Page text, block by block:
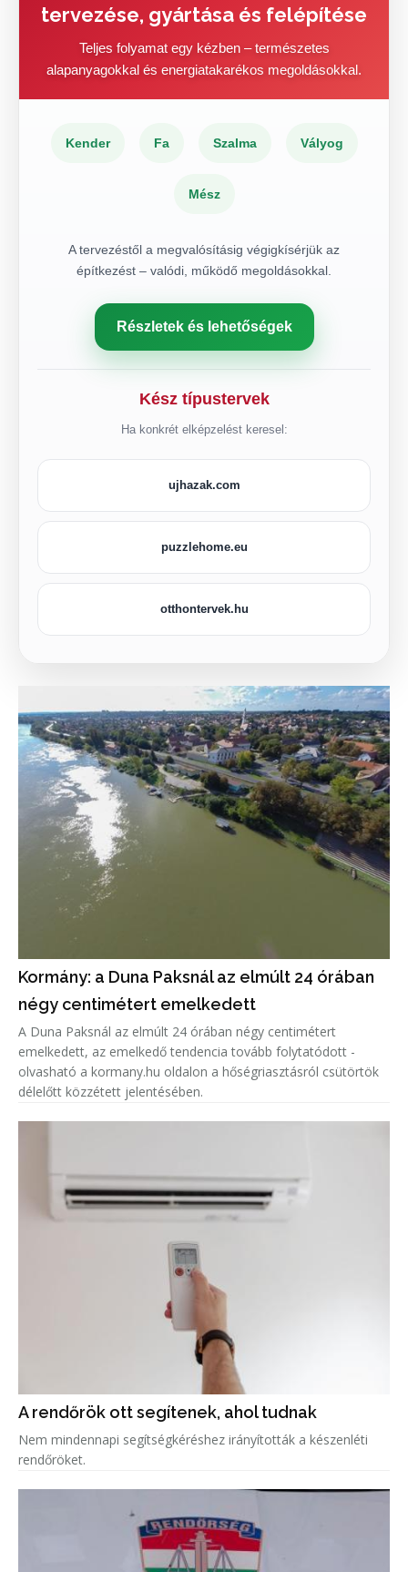
tervezése, gyártása és felépítése
Teljes folyamat egy kézben – természetes
alapanyagokkal és energiatakarékos megoldásokkal.
Kender Fa Szalma Vályog
Mész
A tervezéstől a megvalósításig végigkísérjük az
építkezést – valódi, működő megoldásokkal.
Részletek és lehetőségek
Kész típustervek
Ha konkrét elképzelést keresel:
ujhazak.com
puzzlehome.eu
otthontervek.hu
Kormány: a Duna Paksnál az elmúlt 24 órában
négy centimétert emelkedett
A Duna Paksnál az elmúlt 24 órában négy centimétert
emelkedett, az emelkedő tendencia tovább folytatódott -
olvasható a kormany.hu oldalon a hőségriasztásról csütörtök
délelőtt közzétett jelentésében.
A rendőrök ott segítenek, ahol tudnak
Nem mindennapi segítségkéréshez irányították a készenléti
rendőröket.